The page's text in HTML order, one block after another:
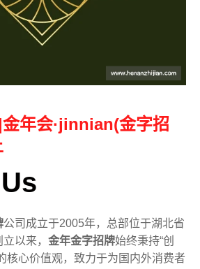
年会·jinnian(金字招
公司成立于2005年，总部位于湖北省
以来， 金年金字招牌始终秉持“创
核心价值观，致力于为国内外消费者